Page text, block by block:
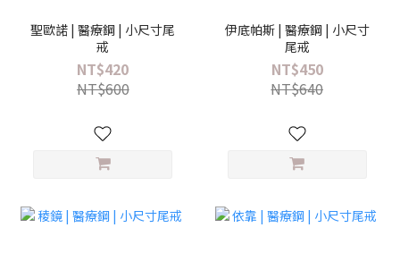
聖歐諾 | 醫療鋼 | 小尺寸尾
戒
NT$420
NT$600
伊底帕斯 | 醫療鋼 | 小尺寸
尾戒
NT$450
NT$640